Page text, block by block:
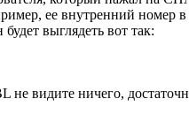
ее внутренний
выглядеть вот так:
видите ничего,